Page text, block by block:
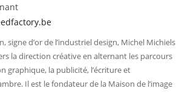
signe d’or de l’industriel design, Michel Michiels
la direction créative en alternant les parcours
graphique, la publicité, l’écriture et
Il est le fondateur de la Maison de l’image